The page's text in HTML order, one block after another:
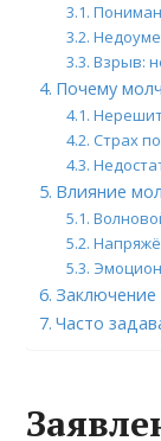
Взрыв:
Почему
Страх
Влияние
Заключение
Часто